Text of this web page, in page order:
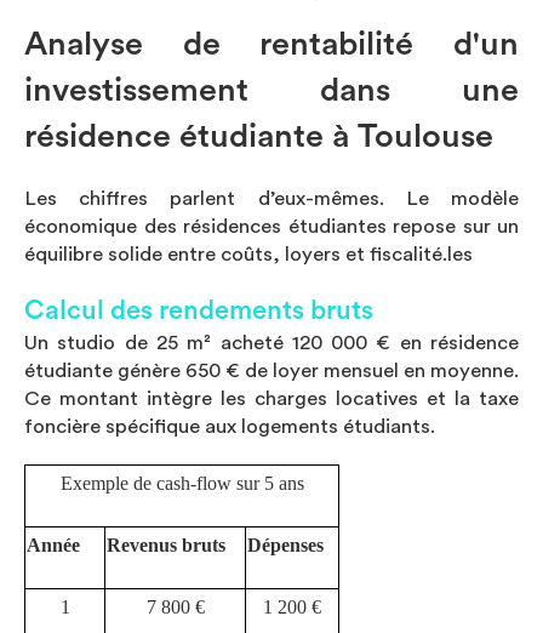
Analyse de rentabilité d'un
investissement dans une
résidence étudiante à Toulouse
Les chiffres parlent d’eux-mêmes. Le modèle
économique des résidences étudiantes repose sur un
équilibre solide entre coûts, loyers et fiscalité.les
Calcul des rendements bruts
Un studio de 25 m² acheté 120 000 € en résidence
étudiante génère 650 € de loyer mensuel en moyenne.
Ce montant intègre les charges locatives et la taxe
foncière spécifique aux logements étudiants.
Exemple de cash-flow sur 5 ans
Année Revenus bruts Dépenses
1 7 800 € 1 200 €